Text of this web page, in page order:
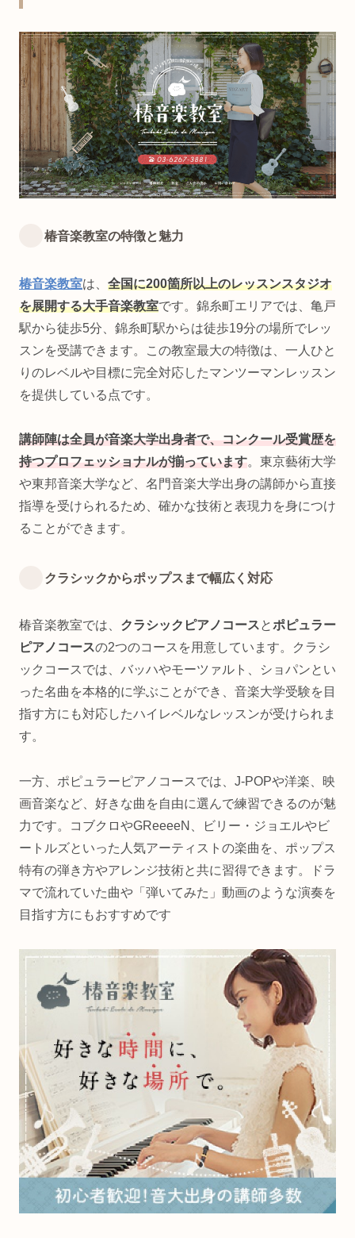
椿音楽教室の特徴と魅力
椿音楽教室は、 全国に200箇所以上のレッスンスタジオ
を展開する大手音楽教室です。錦糸町エリアでは、亀戸
駅から徒歩5分、錦糸町駅からは徒歩19分の場所でレッ
スンを受講できます。この教室最大の特徴は、一人ひと
りのレベルや目標に完全対応したマンツーマンレッスン
を提供している点です。
講師陣は全員が音楽大学出身者で、コンクール受賞歴を
持つプロフェッショナルが揃っています。東京藝術大学
や東邦音楽大学など、名門音楽大学出身の講師から直接
指導を受けられるため、確かな技術と表現力を身につけ
ることができます。
クラシックからポップスまで幅広く対応
椿音楽教室では、 クラシックピアノコースとポピュラー
ピアノコースの2つのコースを用意しています。クラシ
ックコースでは、バッハやモーツァルト、ショパンとい
った名曲を本格的に学ぶことができ、音楽大学受験を目
指す方にも対応したハイレベルなレッスンが受けられま
す。
一方、ポピュラーピアノコースでは、J-POPや洋楽、映
画音楽など、好きな曲を自由に選んで練習できるのが魅
力です。コブクロやGReeeeN、ビリー・ジョエルやビ
ートルズといった人気アーティストの楽曲を、ポップス
特有の弾き方やアレンジ技術と共に習得できます。ドラ
マで流れていた曲や「弾いてみた」動画のような演奏を
目指す方にもおすすめです